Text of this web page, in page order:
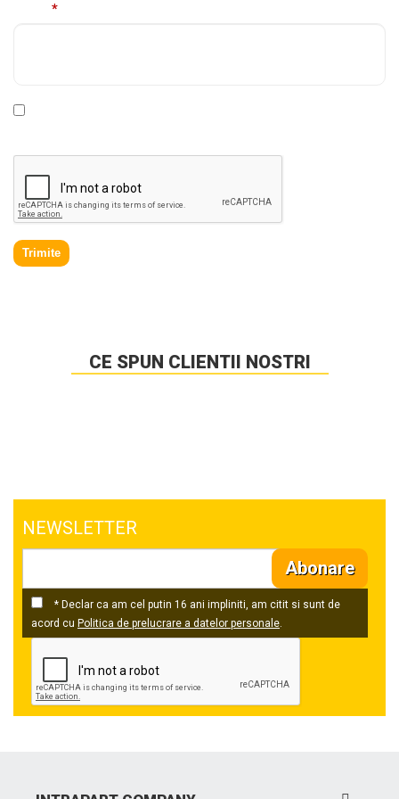
*
Trimite
CE SPUN CLIENTII NOSTRI
NEWSLETTER
Abonare
* Declar ca am cel putin 16 ani impliniti, am citit si sunt de
acord cu Politica de prelucrare a datelor personale.